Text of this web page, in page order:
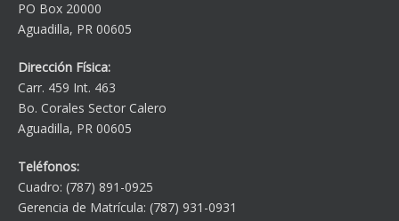
PO Box 20000
Aguadilla, PR 00605
Dirección Física:
Carr. 459 Int. 463
Bo. Corales Sector Calero
Aguadilla, PR 00605
Teléfonos:
Cuadro: (787) 891-0925
Gerencia de Matrícula: (787) 931-0931